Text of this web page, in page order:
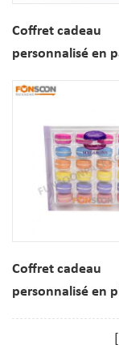
Coffret cadeau
personnalisé en
compartiments
Coffret cadeau
personnalisé en
transparent pour
macarons 24